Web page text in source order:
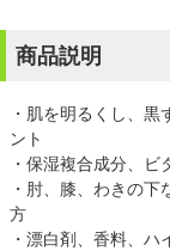
商品説明
・肌を明るくし、
ント
・保湿複合成分、ビ
・肘、膝、わきの
方
・漂白剤、香料、